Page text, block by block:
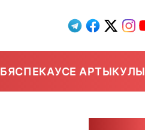
БЯСПЕКАУСЕ АРТЫКУЛЫ